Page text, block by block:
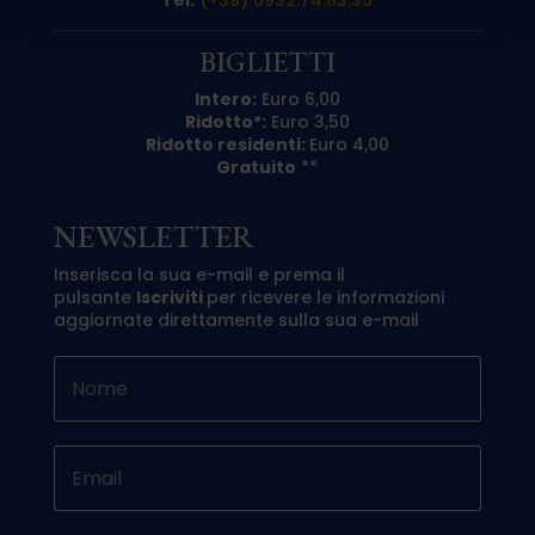
BIGLIETTI
Intero: Euro 6,00
Ridotto*: Euro 3,50
Ridotto residenti: Euro 4,00
Gratuito **
NEWSLETTER
Inserisca la sua e-mail e prema il
pulsante Iscriviti per ricevere le informazioni
aggiornate direttamente sulla sua e-mail